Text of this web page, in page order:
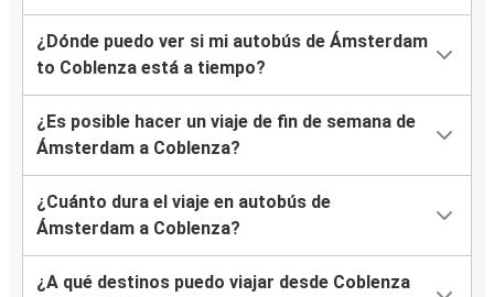
¿Dónde puedo ver si mi autobús de Ámsterdam
to Coblenza está a tiempo?
¿Es posible hacer un viaje de fin de semana de
Ámsterdam a Coblenza?
¿Cuánto dura el viaje en autobús de
Ámsterdam a Coblenza?
¿A qué destinos puedo viajar desde Coblenza